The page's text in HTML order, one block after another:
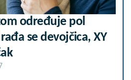
određuje pol
se devojčica, XY